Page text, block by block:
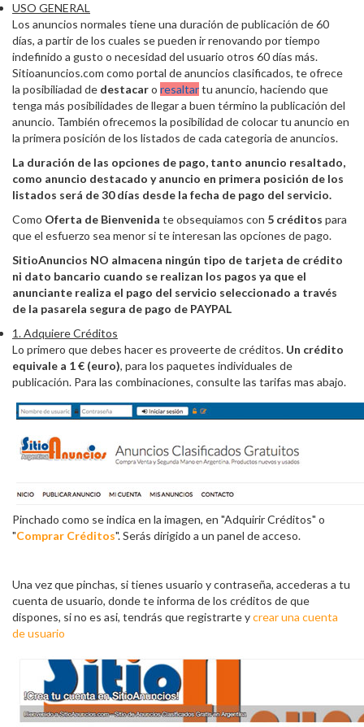
USO GENERAL
Los anuncios normales tiene una duración de publicación de 60
días, a partir de los cuales se pueden ir renovando por tiempo
indefinido a gusto o necesidad del usuario otros 60 días más.
Sitioanuncios.com como portal de anuncios clasificados, te ofrece
la posibiliadad de destacaro resaltartu anuncio, haciendo que
tenga más posibilidades de llegar a buen término la publicación del
anuncio. También ofrecemos la posibilidad de colocar tu anuncio en
la primera posición de los listados de cada categoria de anuncios.
La duración de las opciones de pago, tanto anuncio resaltado,
como anuncio destacado y anuncio en primera posición de los
listados será de 30 días desde la fecha de pago del servicio.
Como Oferta de Bienvenida te obsequiamos con 5 créditos para
que el esfuerzo sea menor si te interesan las opciones de pago.
SitioAnuncios NO almacena ningún tipo de tarjeta de crédito
ni dato bancario cuando se realizan los pagos ya que el
anunciante realiza el pago del servicio seleccionado a través
de la pasarela segura de pago de PAYPAL
1. Adquiere Créditos
Lo primero que debes hacer es proveerte de créditos. Un crédito
equivale a 1 € (euro), para los paquetes individuales de
publicación. Para las combinaciones, consulte las tarifas mas abajo.
Pinchado como se indica en la imagen, en "Adquirir Créditos" o
"Comprar Créditos". Serás dirigido a un panel de acceso.
Una vez que pinchas, si tienes usuario y contraseña, accederas a tu
cuenta de usuario, donde te informa de los créditos de que
dispones, si no es asi, tendrás que registrarte ycrear una cuenta
de usuario